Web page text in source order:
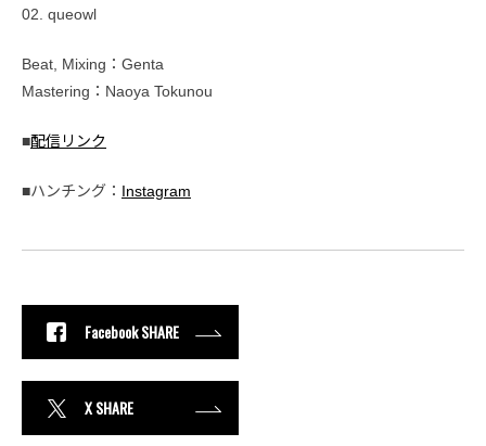
02. queowl
Beat, Mixing：Genta
Mastering：Naoya Tokunou
■配信リンク
■ハンチング： Instagram
Facebook SHARE
X SHARE